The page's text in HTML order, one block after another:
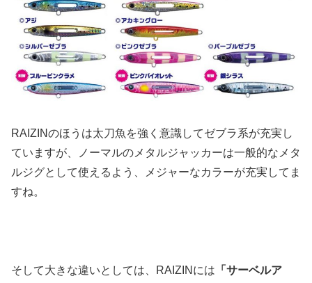
RAIZINのほうは太刀魚を強く意識してゼブラ系が充実し
ていますが、ノーマルのメタルジャッカーは一般的なメタ
ルジグとして使えるよう、メジャーなカラーが充実してま
すね。
そして大きな違いとしては、RAIZINには 「サーベルア